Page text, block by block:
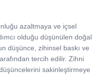
azaltmaya ve içsel
olduğu düşünülen doğal
düşünce, zihinsel baskı ve
tercih edilir. Zihni
sakinleştirmeye